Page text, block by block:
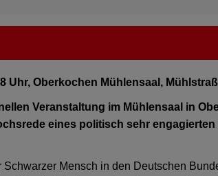
Uhr, Oberkochen Mühlensaal,
Veranstaltung im Mühlensaal in
eines politisch sehr engagierten
Mensch in den Deutschen